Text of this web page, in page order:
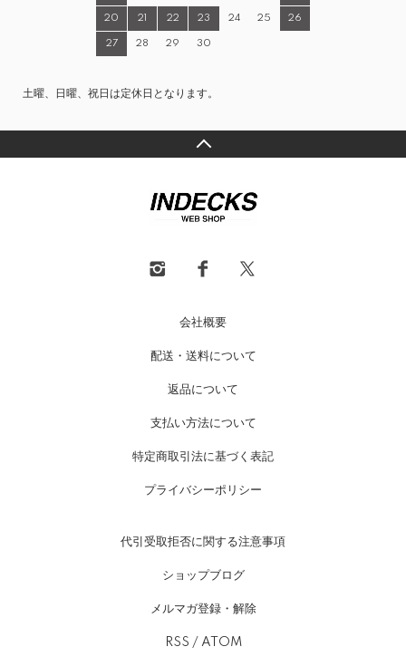
20 21 22 23 24 25 26
27 28 29 30
土曜、日曜、祝日は定休日となります。
会社概要
配送・送料について
返品について
支払い方法について
特定商取引法に基づく表記
プライバシーポリシー
代引受取拒否に関する注意事項
ショップブログ
メルマガ登録・解除
RSS / ATOM